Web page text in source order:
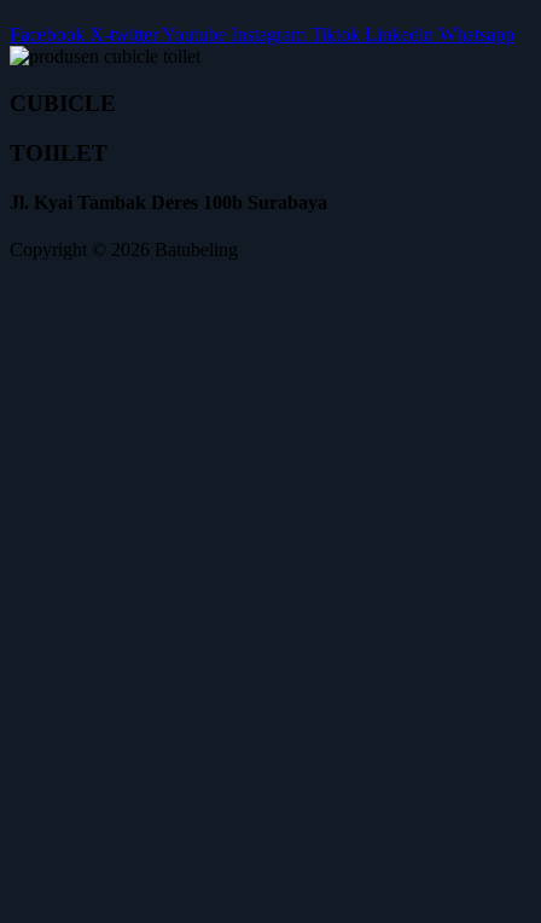
Facebook X-twitterYoutube Instagram Tiktok Linkedin Whatsapp
CUBICLE
TOIILET
Jl. Kyai Tambak Deres 100b Surabaya
Copyright © 2026 Batubeling